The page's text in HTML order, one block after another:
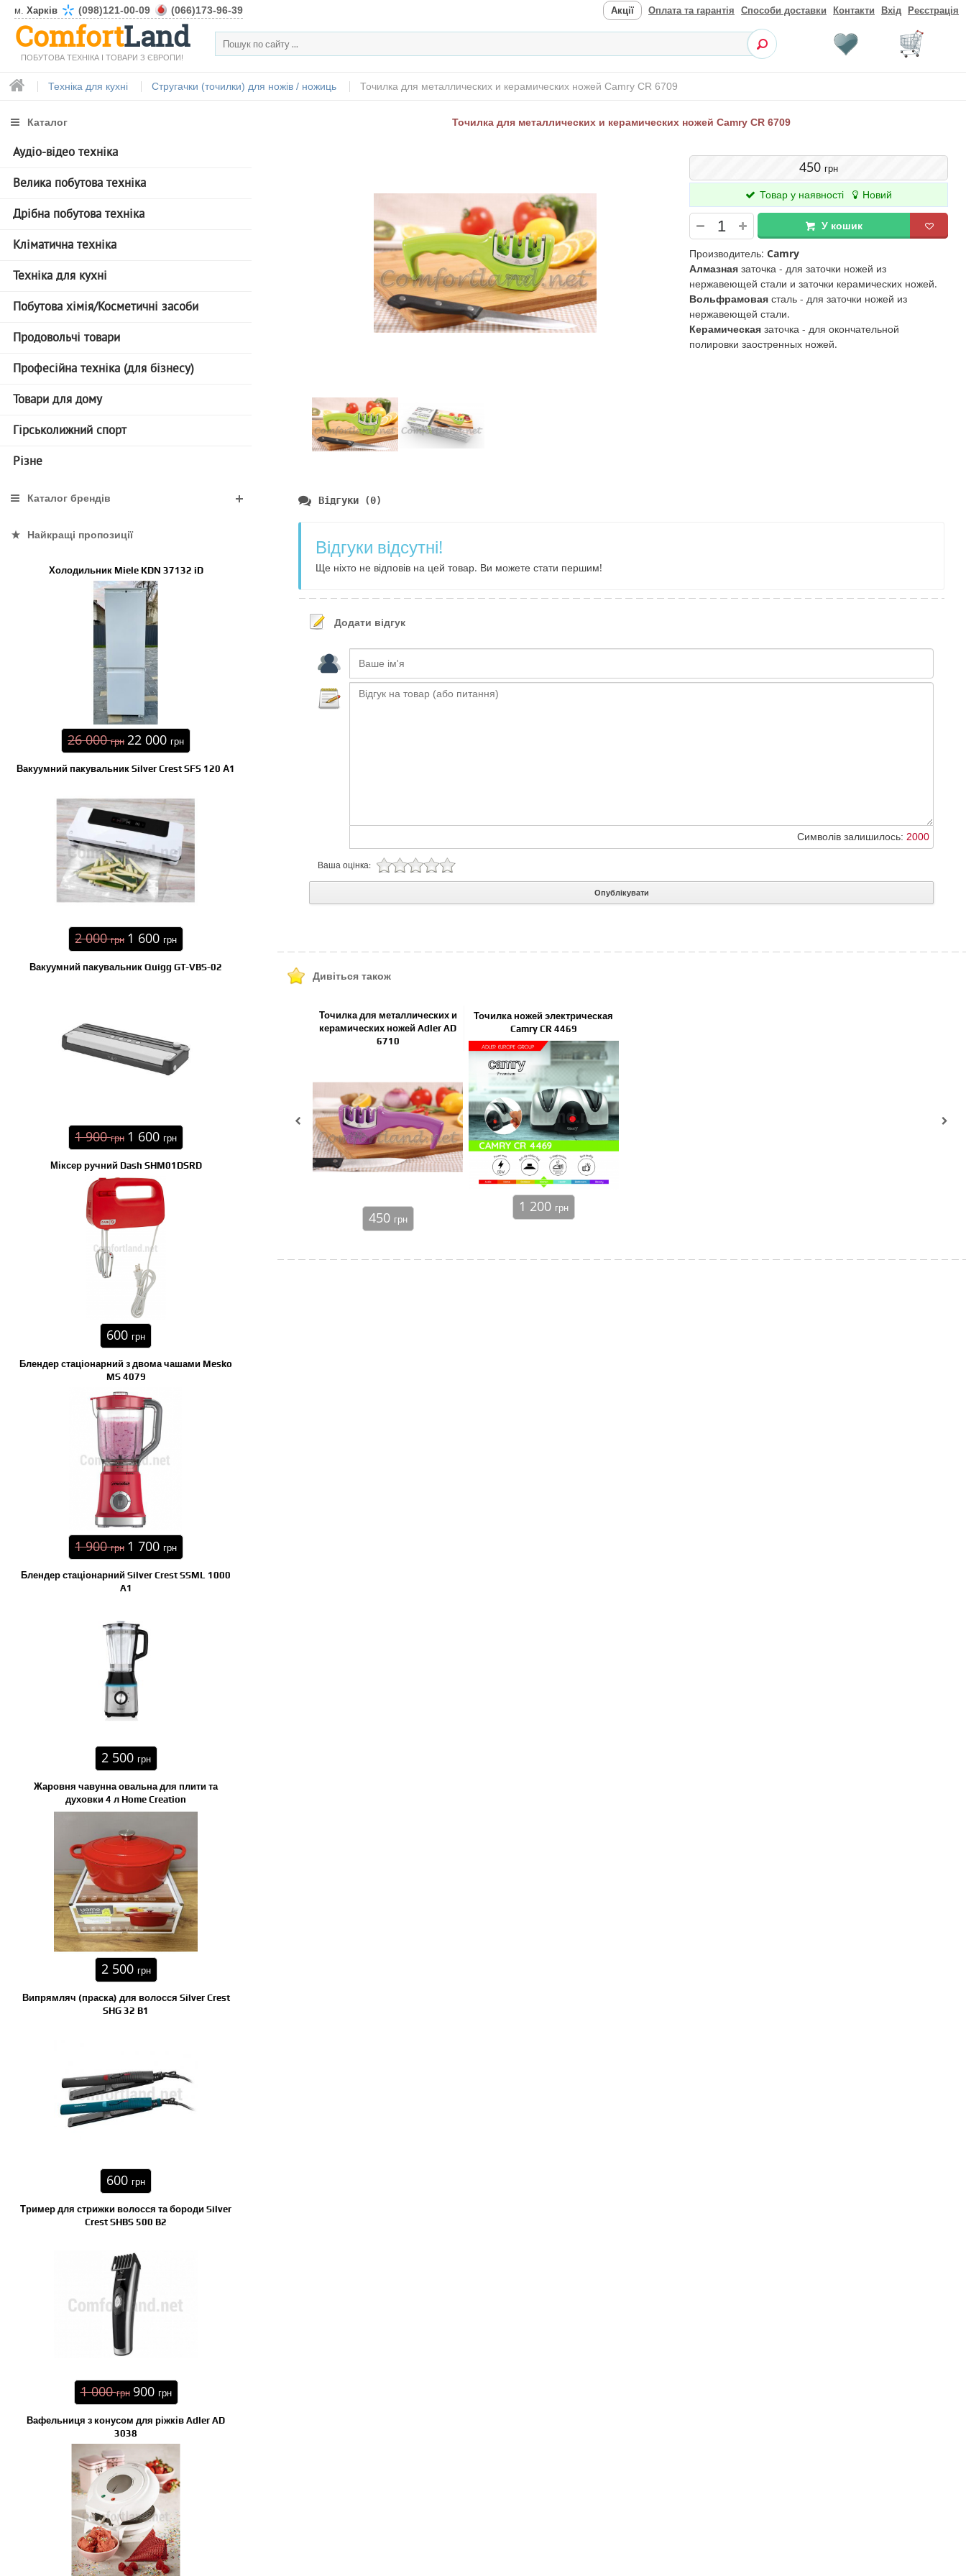
м. Харків (098)121-00-09 (066)173-96-39 Акції Оплата та гарантія Способи доставки Контакти Вхід Реєстрація
ComfortLand
ПОБУТОВА ТЕХНІКА І ТОВАРИ З ЄВРОПИ!
Техніка для кухні Стругачки (точилки) для ножів / ножиць Точилка для металлических и керамических ножей Camry CR 6709
Точилка для металлических и керамических ножей Camry CR 6709
450 грн
Товар у наявності Новий
У кошик
Производитель: Camry
Алмазная заточка - для заточки ножей из
нержавеющей стали и заточки керамических ножей.
Вольфрамовая сталь - для заточки ножей из
нержавеющей стали.
Керамическая заточка - для окончательной
полировки заостренных ножей.
Відгуки (0)
Відгуки відсутні!
Ще ніхто не відповів на цей товар. Ви можете стати першим!
Додати відгук
Символів залишилось: 2000
Ваша оцінка:
Опублікувати
Дивіться також
Точилка для металлических и
керамических ножей Adler AD
6710
450 грн
Точилка ножей электрическая
Camry CR 4469
1 200 грн
Каталог
Аудіо-відео техніка
Велика побутова техніка
Дрібна побутова техніка
Кліматична техніка
Техніка для кухні
Побутова хімія/Косметичні засоби
Продовольчі товари
Професійна техніка (для бізнесу)
Товари для дому
Гірськолижний спорт
Різне
Каталог брендів
Найкращі пропозиції
Холодильник Miele KDN 37132 iD
26 000грн 22 000 грн
Вакуумний пакувальник Silver Crest SFS 120 А1
2 000грн 1 600 грн
Вакуумний пакувальник Quigg GT-VBS-02
1 900грн 1 600 грн
Міксер ручний Dash SHM01DSRD
600 грн
Блендер стаціонарний з двома чашами Mesko
MS 4079
1 900грн 1 700 грн
Блендер стаціонарний Silver Crest SSML 1000
A1
2 500 грн
Жаровня чавунна овальна для плити та
духовки 4 л Home Creation
2 500 грн
Випрямляч (праска) для волосся Silver Crest
SHG 32 B1
600 грн
Тример для стрижки волосся та бороди Silver
Crest SHBS 500 B2
1 000грн 900 грн
Вафельниця з конусом для ріжків Adler AD
3038